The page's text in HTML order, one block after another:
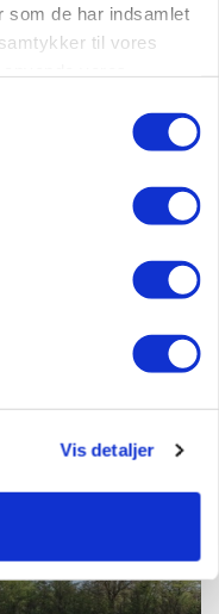
som de har indsamlet
til vores
Vis detaljer